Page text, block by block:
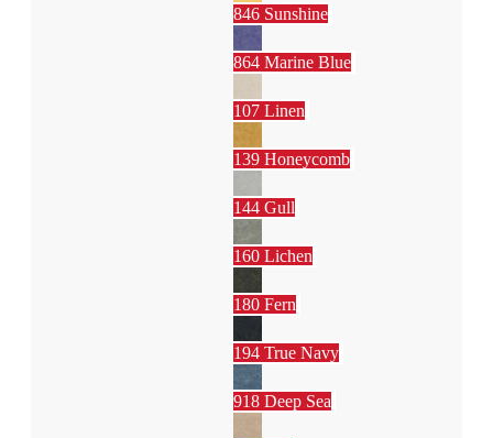
846 Sunshine
864 Marine Blue
107 Linen
139 Honeycomb
144 Gull
160 Lichen
180 Fern
194 True Navy
918 Deep Sea